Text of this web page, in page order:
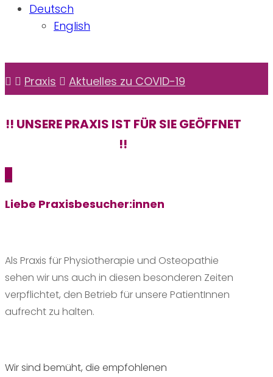
Deutsch
English
Praxis Aktuelles zu COVID-19
!! UNSERE PRAXIS IST FÜR SIE GEÖFFNET
!!
Liebe Praxisbesucher:innen
Als Praxis für Physiotherapie und Osteopathie
sehen wir uns auch in diesen besonderen Zeiten
verpflichtet, den Betrieb für unsere PatientInnen
aufrecht zu halten.
Wir sind bemüht, die empfohlenen